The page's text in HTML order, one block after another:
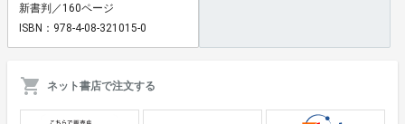
新書判／160ページ
ISBN：978-4-08-321015-0
ネット書店で注文する